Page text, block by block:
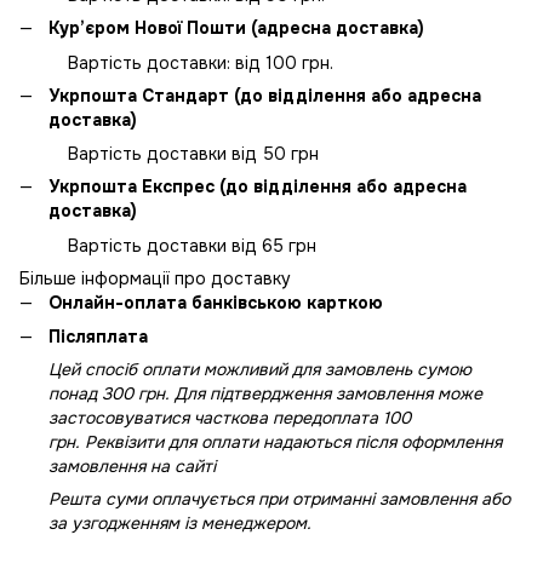
Кур’єром Нової Пошти (адресна доставка)
Вартість доставки: від 100 грн.
Укрпошта Стандарт (до відділення або адресна
доставка)
Вартість доставки від 50 грн
Укрпошта Експрес (до відділення або адресна
доставка)
Вартість доставки від 65 грн
Більше інформації про доставку
Онлайн-оплата банківською карткою
Післяплата
Цей спосіб оплати можливий для замовлень сумою
понад 300 грн. Для підтвердження замовлення може
застосовуватися часткова передоплата 100
грн. Реквізити для оплати надаються після оформлення
замовлення на сайті
Решта суми оплачується при отриманні замовлення або
за узгодженням із менеджером.